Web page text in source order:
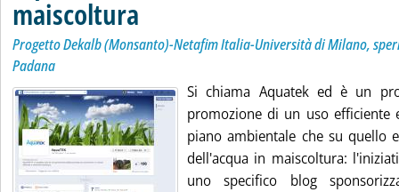
maiscoltura
Progetto Dekalb (Monsanto)-Netafim Italia-Università di Milano,
Padana
Si chiama Aquatek ed è un
promozione di un uso efficiente
piano ambientale che su quello
dell'acqua in maiscoltura:
uno specifico blog